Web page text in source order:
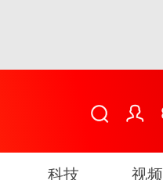
科技
视频